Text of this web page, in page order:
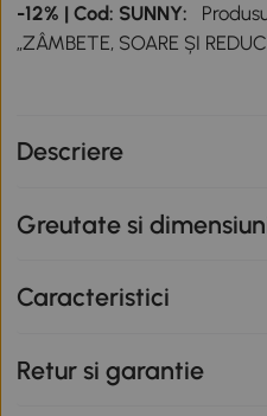
-12% | Cod: SUNNY:
„ZÂMBETE, SOARE ȘI
produse participante în
valabilă până la data de
Descriere
Greutate si
Caracteristici
Retur si garantie